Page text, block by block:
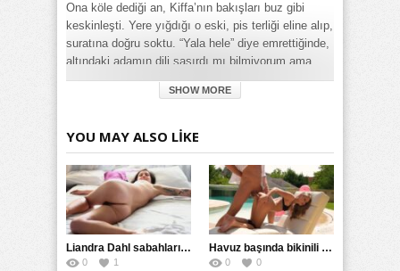
Ona köle dediği an, Kiffa’nın bakışları buz gibi
keskinleşti. Yere yığdığı o eski, pis terliği eline alıp,
suratına doğru soktu. “Yala hele” diye emrettiğinde,
altındaki adamın dili şaşırdı mı bilmiyorum ama
dilini terlikle buluşturması an meselesiydi. Terliğin
üzerindeki maytıntı ve kirler adamın dilinde acı bir
fazla itiraz etmedi. Günlerdir üzerine basa basa
öğretilen bu aşağılık görev onu dile getirirken içinde
tarif edilemez bir utançla karışık arzu
uyandırıyordu.
Kiffa’nın ayaklarına yalayıp yutmaya başladığında
arasından sıvılar damlıyordu; o pisliklerin içine
SHOW MORE
YOU MAY ALSO LIKE
Liandra Dahl sabahları daha enerjik oluyor
0 1
Havuz başında bikinili güzel kıza dışarda çakıyor
0 0